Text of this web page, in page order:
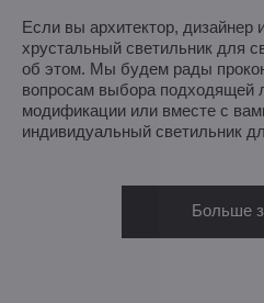
Если вы архитектор, дизайнер
хрустальный светильник для
об этом. Мы будем рады
вопросам выбора подходящей
модификации или вместе с
индивидуальный светильник
Больше